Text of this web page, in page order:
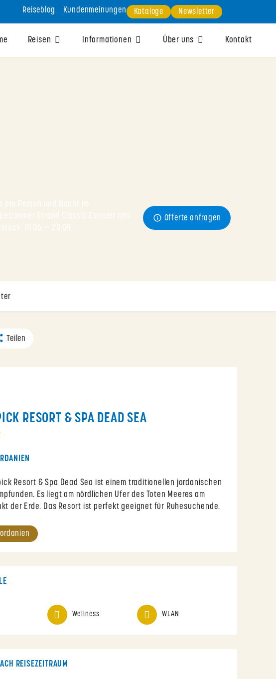
Reiseblog Kundenmeinungen Kataloge Newsletter
Reisen Informationen Über uns Kontakt
Offerte anfragen
Teilen
RESORT & SPA DEAD SEA
Resort & Spa Dead Sea ist einem traditionellen jordanischen
Es liegt am nördlichen Ufer des Toten Meeres am
der Erde. Das Resort ist perfekt geeignet für Ruhesuchende.
Wellness WLAN
REISEZEITRAUM